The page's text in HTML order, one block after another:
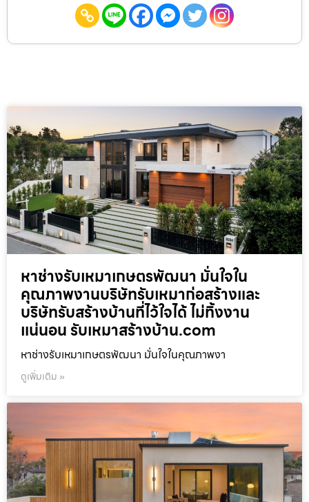
หาช่างรับเหมาเกษตรพัฒนา มั่นใจใน
คุณภาพงานบริษัทรับเหมาก่อสร้างและ
บริษัทรับสร้างบ้านที่ไว้ใจได้ ไม่ทิ้งงาน
แน่นอน รับเหมาสร้างบ้าน.com
หาช่างรับเหมาเกษตรพัฒนา มั่นใจในคุณภาพงา
ดูเพิ่มเติม »